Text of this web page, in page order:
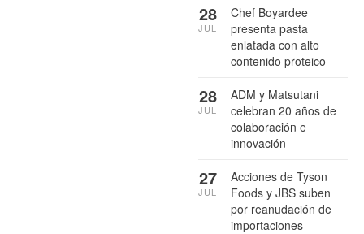
Chef Boyardee
presenta pasta
enlatada con alto
contenido proteico
28
JUL
ADM y Matsutani
celebran 20 años de
colaboración e
innovación
28
JUL
Acciones de Tyson
Foods y JBS suben
por reanudación de
importaciones
27
JUL